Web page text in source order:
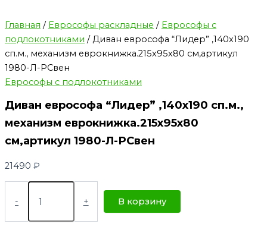
Главная / Еврософы раскладные / Еврософы с
подлокотниками / Диван еврософа “Лидер” ,140х190
сп.м., механизм еврокнижка.215х95х80 см,артикул
1980-Л-РСвен
Еврософы с подлокотниками
Диван еврософа “Лидер” ,140х190 сп.м.,
механизм еврокнижка.215х95х80
см,артикул 1980-Л-РСвен
21490 ₽
- + В корзину